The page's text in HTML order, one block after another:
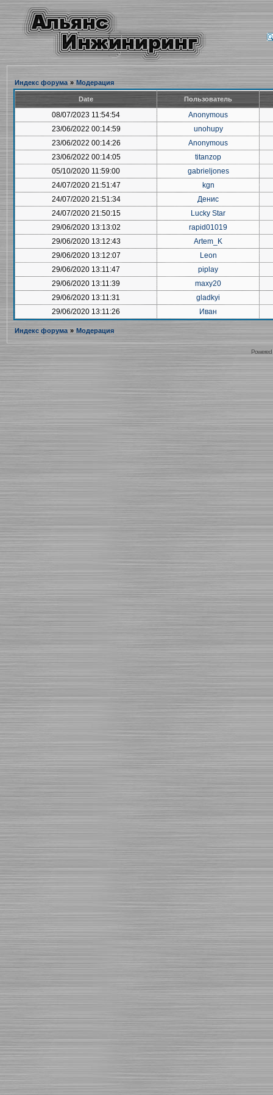
Индекс форума » Модерация
Date Пользователь
08/07/2023 11:54:54
Anonymous
23/06/2022 00:14:59
unohupy
23/06/2022 00:14:26
Anonymous
23/06/2022 00:14:05
titanzop
05/10/2020 11:59:00
gabrieljones
24/07/2020 21:51:47
kgn
24/07/2020 21:51:34
Денис
24/07/2020 21:50:15
Lucky Star
29/06/2020 13:13:02
rapid01019
29/06/2020 13:12:43
Artem_K
29/06/2020 13:12:07
Leon
29/06/2020 13:11:47
piplay
29/06/2020 13:11:39
maxy20
29/06/2020 13:11:31
gladkyi
29/06/2020 13:11:26
Иван
Индекс форума » Модерация